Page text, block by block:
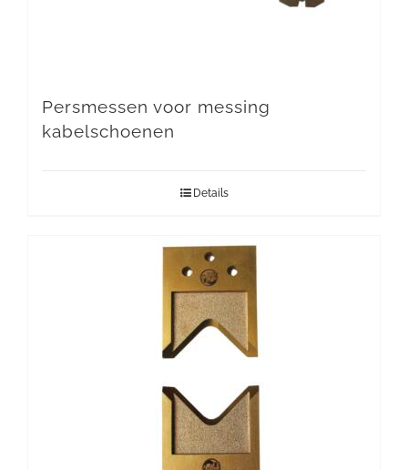
Persmessen voor messing
kabelschoenen
Details